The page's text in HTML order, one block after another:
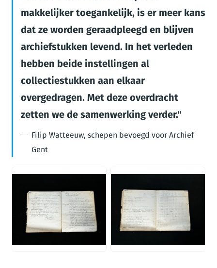
makkelijker toegankelijk, is er meer kans
dat ze worden geraadpleegd en blijven
archiefstukken levend. In het verleden
hebben beide instellingen al
collectiestukken aan elkaar
overgedragen. Met deze overdracht
zetten we de samenwerking verder.
Filip Watteeuw, schepen bevoegd voor Archief
Gent